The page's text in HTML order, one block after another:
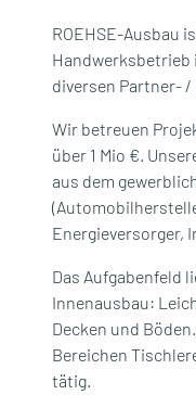
ROEHSE-Ausbau
diversen Partner-
Wir betreuen
über 1 Mio €.
aus dem
Energieversorger,
Das Aufgabenfeld
Innenausbau:
Decken und
Bereichen
tätig.